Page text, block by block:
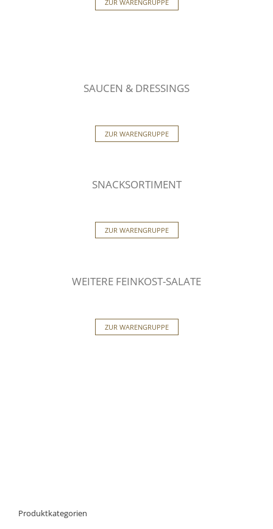
ZUR WARENGRUPPE
SAUCEN & DRESSINGS
ZUR WARENGRUPPE
SNACKSORTIMENT
ZUR WARENGRUPPE
WEITERE FEINKOST-SALATE
ZUR WARENGRUPPE
Produktkategorien